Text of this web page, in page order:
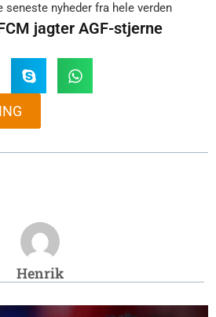
seneste nyheder fra hele verden
jagter AGF-stjerne
Henrik